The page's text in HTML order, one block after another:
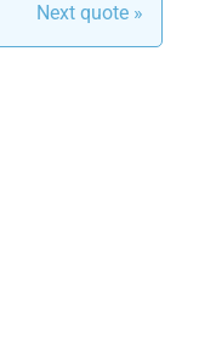
Next quote »